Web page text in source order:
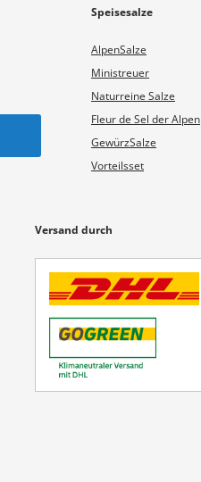
Speisesalze
AlpenSalze
Ministreuer
Naturreine Salze
Fleur de Sel der Alpen
GewürzSalze
Vorteilsset
Versand durch